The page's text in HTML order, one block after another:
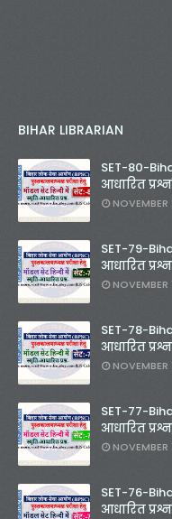
BIHAR LIBRARIAN
SET-80-
आधारित
SET-79-
आधारित
SET-78-
आधारित
SET-77-
आधारित
SET-76-
आधारित